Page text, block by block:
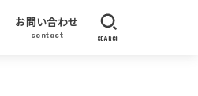
お問い合わせ
contact SEARCH